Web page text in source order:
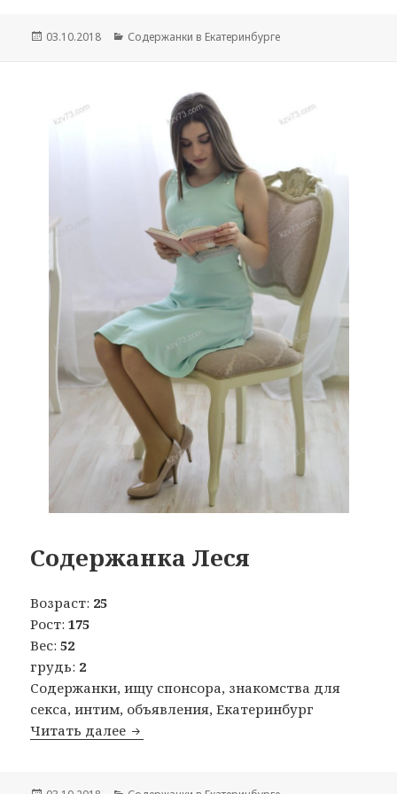
Опубликовано
03.10.2018 Рубрики
Содержанки в Екатеринбурге
Содержанка Леся
Возраст: 25
Рост:175
Вес:52
грудь: 2
Содержанки, ищу спонсора, знакомства для
секса, интим, объявления, Екатеринбург
Читать далее Содержанка Леся